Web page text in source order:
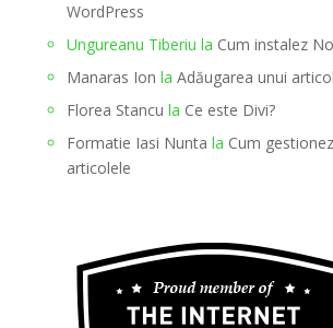
WordPress
Ungureanu Tiberiu la Cum instalez
Manaras Ion la Adăugarea unui
Florea Stancu la Ce este Divi?
Formatie Iasi Nunta la Cum
articolele